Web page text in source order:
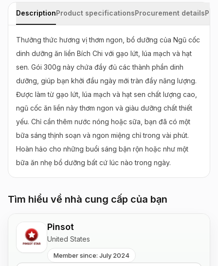
DescriptionProduct specificationsProcurement details
Thưởng thức hương vị thơm ngon, bổ dưỡng của Ngũ cốc
dinh dưỡng ăn liền Bích Chi với gạo lứt, lúa mạch và hạt
sen. Gói 300g này chứa đầy đủ các thành phần dinh
dưỡng, giúp bạn khởi đầu ngày mới tràn đầy năng lượng.
Được làm từ gạo lứt, lúa mạch và hạt sen chất lượng cao,
ngũ cốc ăn liền này thơm ngon và giàu dưỡng chất thiết
yếu. Chỉ cần thêm nước nóng hoặc sữa, bạn đã có một
bữa sáng thịnh soạn và ngon miệng chỉ trong vài phút.
Hoàn hảo cho những buổi sáng bận rộn hoặc như một
bữa ăn nhẹ bổ dưỡng bất cứ lúc nào trong ngày.
Tìm hiểu về nhà cung cấp của bạn
Pinsot
United States
Member since: July 2024